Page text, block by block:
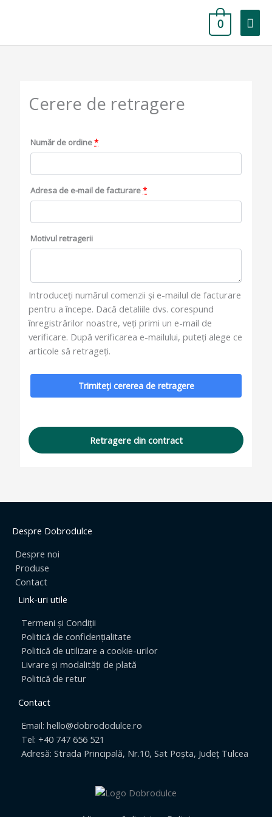
0
Cerere de retragere
Număr de ordine*
Adresa de e-mail de facturare*
Motivul retragerii
Introduceți numărul comenzii și e-mailul de facturare
pentru a începe. Dacă detaliile dvs. corespund
înregistrărilor noastre, veți primi un e-mail de
verificare. După verificarea e-mailului, puteți alege ce
articole să retrageți.
Trimiteți cererea de retragere
Retragere din contract
Despre Dobrodulce
Despre noi
Produse
Contact
Link-uri utile
Termeni și Condiții
Politică de confidențialitate
Politică de utilizare a cookie-urilor
Livrare și modalități de plată
Politică de retur
Contact
Email: hello@dobrododulce.ro
Tel: +40 747 656 521
Adresă: Strada Principală, Nr.10, Sat Poșta, Județ Tulcea